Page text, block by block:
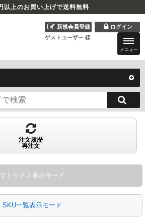
以上のお買い上げで送料無料
新規会員登録
ログイン
ゲストユーザー 様
メニュー
注文履歴
再注文
マトリクス表示モード
SKU一覧表示モード